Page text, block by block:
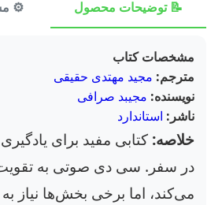
📝 توضیحات محصول ⚙️
مشخصات کتاب
مترجم: مجید مهتدی حقیقی
نویسنده: مجیبد صرافی
ناشر: استاندارد
خلاصه: کتابی مفید برای
در سفر. سی دی صوتی به
می‌کند، اما برخی بخش‌ها نیاز